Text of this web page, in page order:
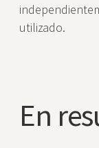
utilizado.
En